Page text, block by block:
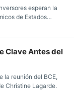
esperan la
de Estados
Clave Antes del
la reunión del BCE,
Christine Lagarde.